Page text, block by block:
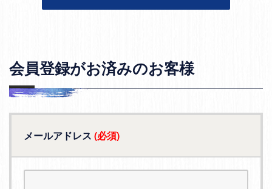
会員登録がお済みのお客様
メールアドレス (必須)